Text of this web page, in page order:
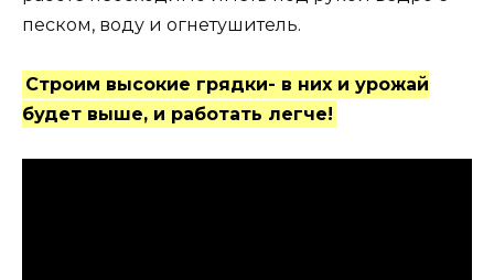
песком, воду и огнетушитель.
Строим высокие грядки- в них и урожай
будет выше, и работать легче!